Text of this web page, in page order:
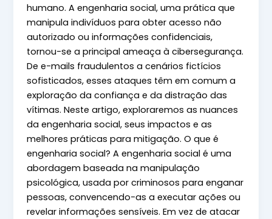
humano. A engenharia social, uma prática que
manipula indivíduos para obter acesso não
autorizado ou informações confidenciais,
tornou-se a principal ameaça à cibersegurança.
De e-mails fraudulentos a cenários fictícios
sofisticados, esses ataques têm em comum a
exploração da confiança e da distração das
vítimas. Neste artigo, exploraremos as nuances
da engenharia social, seus impactos e as
melhores práticas para mitigação. O que é
engenharia social? A engenharia social é uma
abordagem baseada na manipulação
psicológica, usada por criminosos para enganar
pessoas, convencendo-as a executar ações ou
revelar informações sensíveis. Em vez de atacar